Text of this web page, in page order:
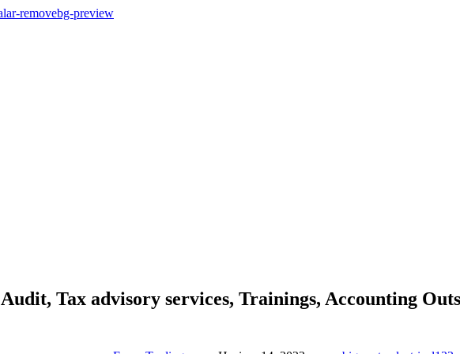
Audit, Tax advisory services, Trainings, Accounting